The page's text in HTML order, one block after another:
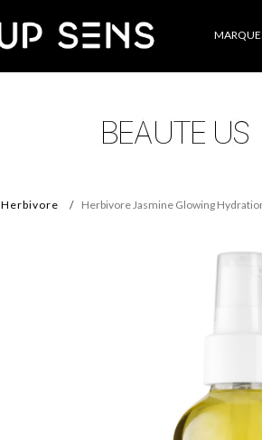
Catégories
Herbivore Herbivore Jasmine Glowing